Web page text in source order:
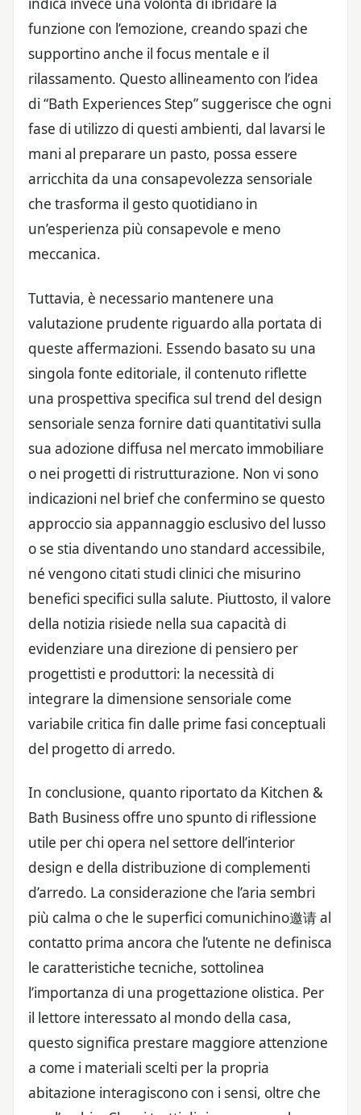
indica invece una volontà di ibridare la
funzione con l’emozione, creando spazi che
supportino anche il focus mentale e il
rilassamento. Questo allineamento con l’idea
di “Bath Experiences Step” suggerisce che ogni
fase di utilizzo di questi ambienti, dal lavarsi le
mani al preparare un pasto, possa essere
arricchita da una consapevolezza sensoriale
che trasforma il gesto quotidiano in
un’esperienza più consapevole e meno
meccanica.
Tuttavia, è necessario mantenere una
valutazione prudente riguardo alla portata di
queste affermazioni. Essendo basato su una
singola fonte editoriale, il contenuto riflette
una prospettiva specifica sul trend del design
sensoriale senza fornire dati quantitativi sulla
sua adozione diffusa nel mercato immobiliare
o nei progetti di ristrutturazione. Non vi sono
indicazioni nel brief che confermino se questo
approccio sia appannaggio esclusivo del lusso
o se stia diventando uno standard accessibile,
né vengono citati studi clinici che misurino
benefici specifici sulla salute. Piuttosto, il valore
della notizia risiede nella sua capacità di
evidenziare una direzione di pensiero per
progettisti e produttori: la necessità di
integrare la dimensione sensoriale come
variabile critica fin dalle prime fasi conceptuali
del progetto di arredo.
In conclusione, quanto riportato da Kitchen &
Bath Business offre uno spunto di riflessione
utile per chi opera nel settore dell’interior
design e della distribuzione di complementi
d’arredo. La considerazione che l’aria sembri
più calma o che le superfici comunichino邀请 al
contatto prima ancora che l’utente ne definisca
le caratteristiche tecniche, sottolinea
l’importanza di una progettazione olistica. Per
il lettore interessato al mondo della casa,
questo significa prestare maggiore attenzione
a come i materiali scelti per la propria
abitazione interagiscono con i sensi, oltre che